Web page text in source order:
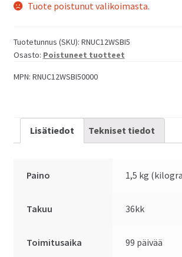
Tuote poistunut valikoimasta.
Tuotetunnus (SKU): RNUC12WSBI5
Osasto: Poistuneet tuotteet
MPN: RNUC12WSBI50000
Lisätiedot Tekniset tiedot
Paino 1,5 kg
Takuu 36kk
Toimitusaika 99 päivää